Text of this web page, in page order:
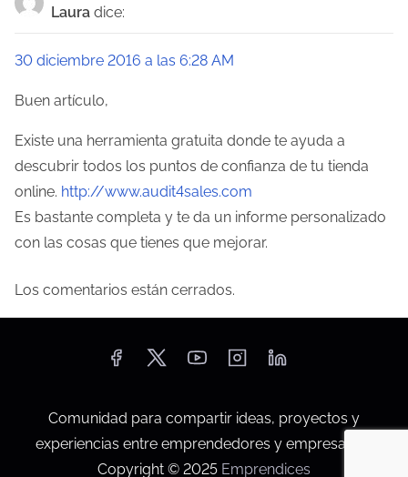
a
c
i
n
d
e
Laura dice:
30 diciembre 2016 a las 6:28 AM
Buen artículo,
Existe una herramienta gratuita donde te ayuda a
descubrir todos los puntos de confianza de tu tienda
online. http://www.audit4sales.com
Es bastante completa y te da un informe personalizado
con las cosas que tienes que mejorar.
Los comentarios están cerrados.
Comunidad para compartir ideas, proyectos y
experiencias entre emprendedores y empresarios.
Copyright © 2025 Emprendices